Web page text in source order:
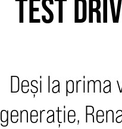
TEST
Deși la prima
generație,